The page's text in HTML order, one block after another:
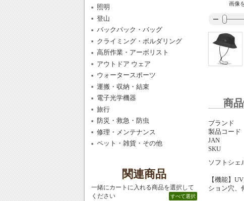
画像
商
ブランド
製品コード
JAN
SKU
ソフトシェ
【機能】
ション穴、
照明
登山
バックパック・バッグ
クライミング・ボルダリング
高所作業・アーボリスト
アウトドア ウェア
ウォータースポーツ
運搬・収納・結束
電子光学機器
旅行
防災・救急・防虫
修理・メンテナンス
ペット・雑貨・その他
関連商品
一緒にカートに入れる商品を選択して
ください
すべて選択